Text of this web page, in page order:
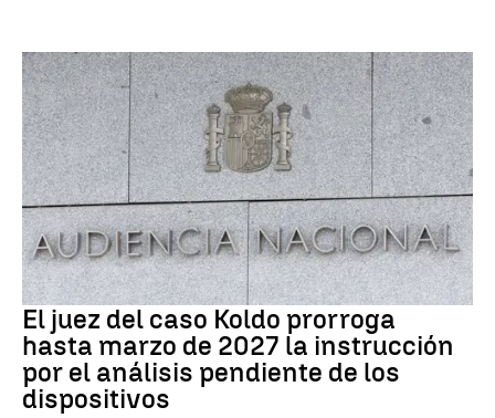
Caso Koldo
El juez del caso Koldo prorroga
hasta marzo de 2027 la instrucción
por el análisis pendiente de los
dispositivos